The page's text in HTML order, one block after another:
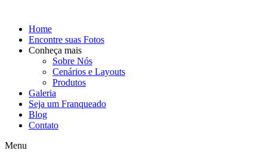
Home
Encontre suas Fotos
Conheça mais
Sobre Nós
Cenários e Layouts
Produtos
Galeria
Seja um Franqueado
Blog
Contato
Menu